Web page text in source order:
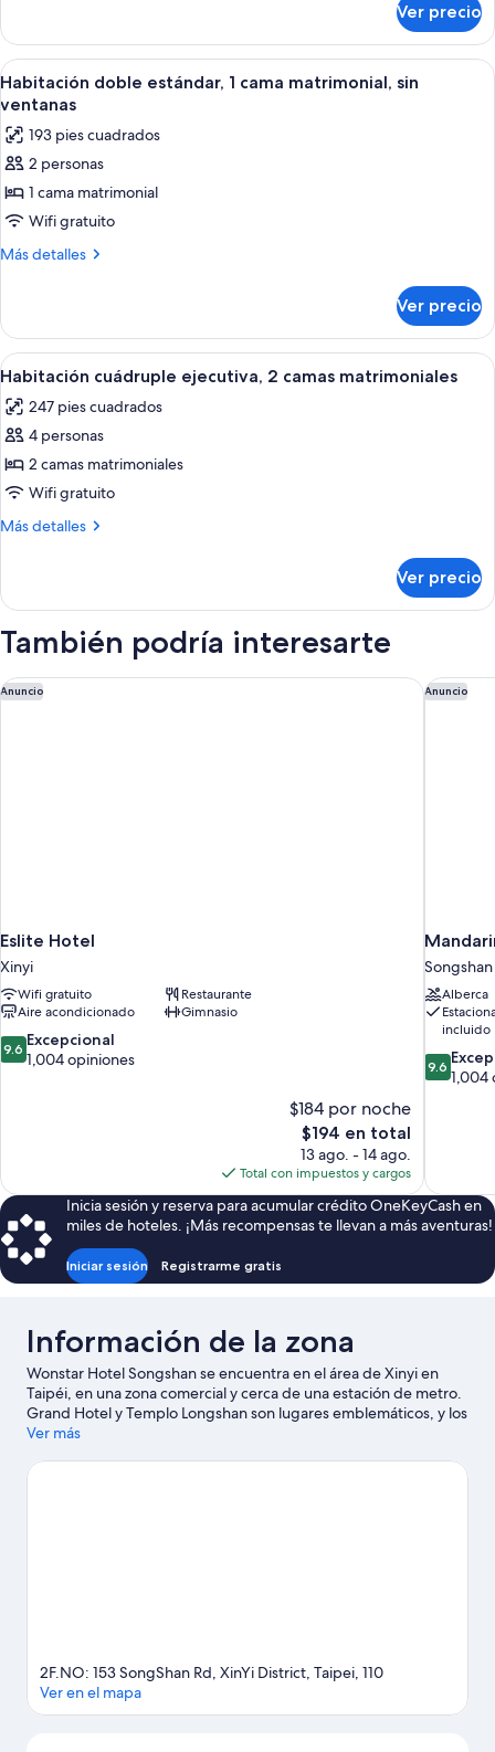
individuales,
2
camas
individuales,
sin
ventanas
estándar
con
2
camas
2
camas
individuales,
sin
ventanas
Ver precio
Abrir
todas
las
fotos
de
Habitación
doble
estándar,
matrimonial,
sin
ventanas
Habitación doble estándar, 1 cama
4
Habitación doble estándar, 1 cama matrimonial, sin
ventanas
193 pies cuadrados
2 personas
1 cama matrimonial
Wifi gratuito
Más detalles
Más
doble
estándar,
1
matrimonial,
sin
Ver precio
Abrir
todas
las
fotos
de
Habitación
cuádruple
camas
matrimoniales
Habitación cuádruple ejecutiva, 2
5
Habitación cuádruple ejecutiva, 2 camas matrimoniales
247 pies cuadrados
4 personas
2 camas matrimoniales
Wifi gratuito
Más detalles
Más
cuádruple
matrimoniales
Ver precio
También podría interesarte
Anuncio
Eslite Hotel
Xinyi
Wifi gratuito
Restaurante
Aire acondicionado
Gimnasio
9.6
de
9.6 Excepcional
1,004 opiniones
$184 por noche
El
precio
actual
es
de
$194
$194 en total
13 ago. - 14 ago.
Total con impuestos y cargos
Eslite Hotel Anuncio
Songshan
Alberca
incluido
9.6
de
9.6
1,004
Inicia sesión y reserva para acumular crédito OneKeyCash en
miles de hoteles. ¡Más recompensas te llevan a más aventuras!
Iniciar sesión Registrarme gratis
Información de la zona
Wonstar Hotel Songshan se encuentra en el área de Xinyi en
Taipéi, en una zona comercial y cerca de una estación de metro.
Grand Hotel y Templo Longshan son lugares emblemáticos, y los
turistas que quieran ir de compras pueden visitar Mercado
Asiste a un evento o partido en Estadio de Taipei, y haz algo de
Ver más
2F.NO: 153 SongShan Rd, XinYi District, Taipei, 110
Ver en el mapa